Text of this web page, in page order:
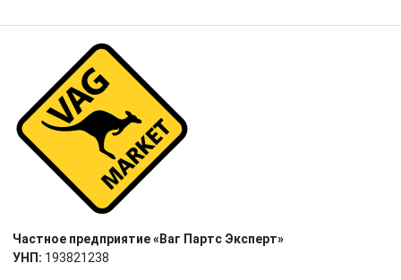
Частное предприятие «Ваг Партс Эксперт»
УНП: 193821238